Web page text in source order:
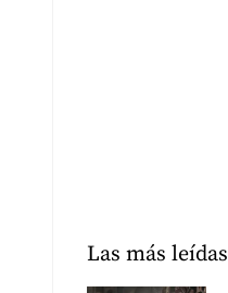
Las más leídas